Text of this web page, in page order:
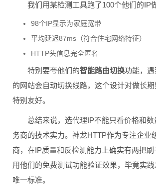
我们用某检测工具跑了100个他们的IP
98个IP显示为家庭宽带
平均延迟87ms（符合住宅网络特征）
HTTP头信息完全匿名
特别要夸他们的智能路由切换功能，遇
的网站会自动切换线路，这个设计对做长
特别友好。
总结来说，选代理IP不能只看价格和
务商的技术实力。神龙HTTP作为专注企业
商，在IP质量和反检测能力上确实有两把
用他们的免费测试功能验证效果，毕竟实
唯一标准。